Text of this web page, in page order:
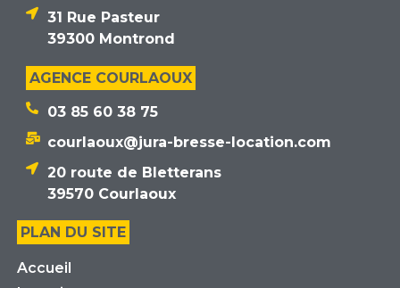
31 Rue Pasteur
39300 Montrond
AGENCE COURLAOUX
03 85 60 38 75
courlaoux@jura-bresse-location.com
20 route de Bletterans
39570 Courlaoux
PLAN DU SITE
Accueil